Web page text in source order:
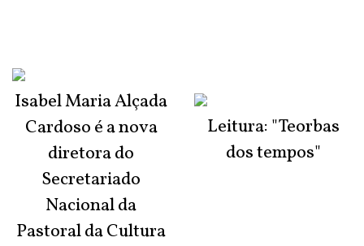
Isabel Maria Alçada
Cardoso é a nova
diretora do
Secretariado
Nacional da
Pastoral da Cultura
Leitura: "Teorbas
dos tempos"